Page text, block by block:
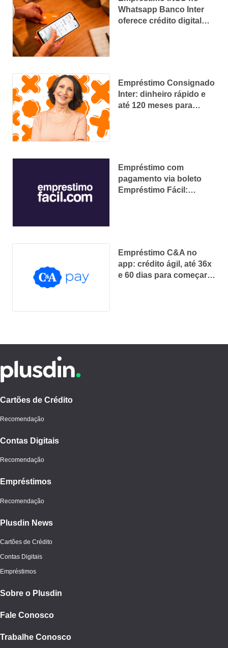
Whatsapp Banco Inter
oferece crédito digital
Empréstimo Consignado
Inter: dinheiro rápido e
até 120 meses para
Empréstimo com
pagamento via boleto
Empréstimo Fácil:
Empréstimo C&A no
app: crédito ágil, até 36x
e 60 dias para começar a
Cartões de Crédito
Recomendação
Contas Digitais
Recomendação
Empréstimos
Recomendação
Plusdin News
Cartões de Crédito
Contas Digitais
Empréstimos
Sobre o Plusdin
Fale Conosco
Trabalhe Conosco